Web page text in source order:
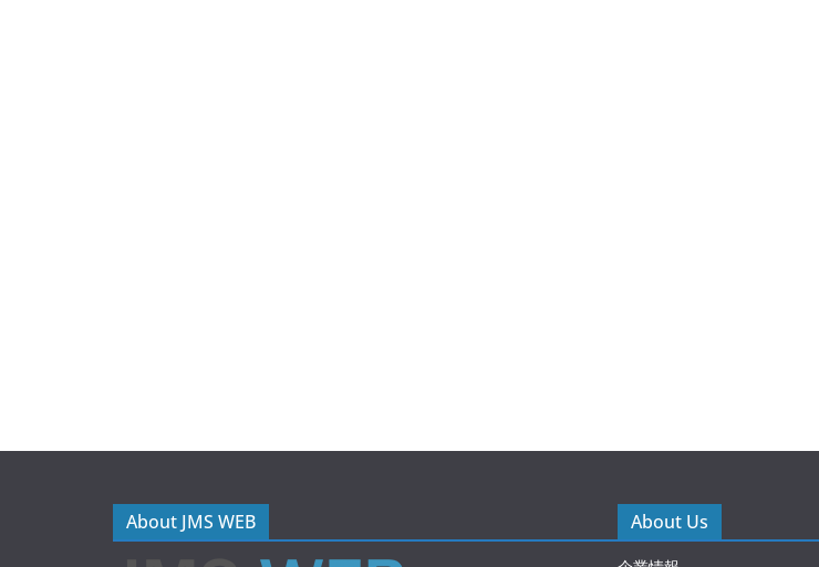
About JMS WEB About Us